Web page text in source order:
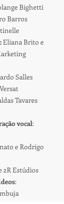
Bighetti
Barros
Eliana Brito e
Salles
Tavares
vocal:
e Rodrigo
2R Estúdios
: